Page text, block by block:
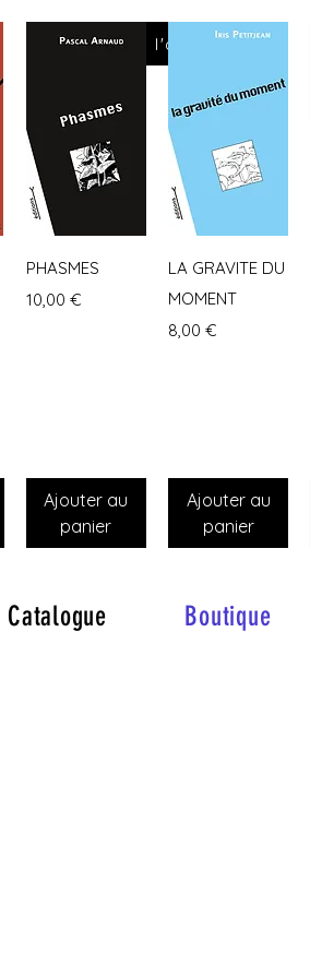
Retour à l'accueil
Aperçu rapide
PHASMES
Prix
10,00 €
Ajouter au
panier
Aperçu rapide
LA GRAVITE DU
MOMENT
Prix
8,00 €
Ajouter au
panier
Catalogue Boutique